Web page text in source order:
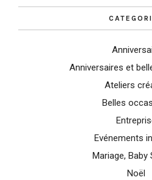
Anniversaires et
Ateliers
Belles
Evénements
Mariage, Baby
Noël